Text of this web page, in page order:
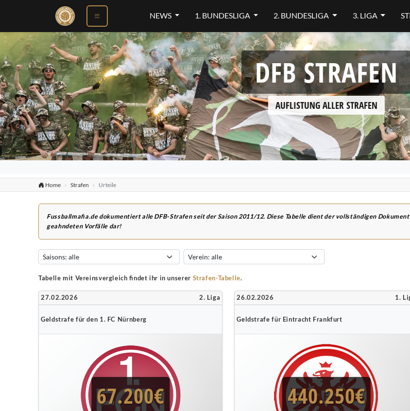
NEWS 1. BUNDESLIGA 2. BUNDESLIGA 3. LIGA
DFB STRAFEN
AUFLISTUNG ALLER STRAFEN
Home Strafen Urteile
Fussballmafia.de dokumentiert alle DFB-Strafen seit der Saison 2011/12. Diese Tabelle dient der vollständigen
geahndeten Vorfälle dar!
Tabelle mit Vereinsvergleich findet ihr in unserer Strafen-Tabelle.
27.02.2026 2. Liga
Geldstrafe für den 1. FC Nürnberg
67.200€
26.02.2026 1.
Geldstrafe für Eintracht Frankfurt
440.250€